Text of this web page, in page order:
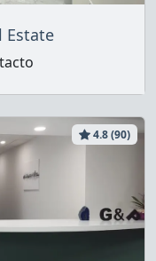
Estate
4.8 (90)